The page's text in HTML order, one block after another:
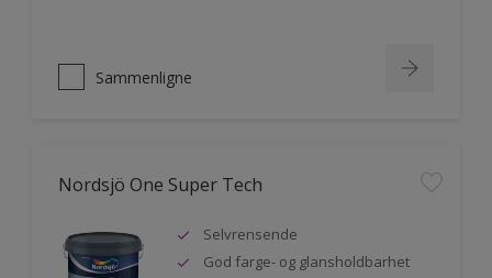
Sammenligne
Nordsjö One Super Tech
Selvrensende
God farge- og glansholdbarhet